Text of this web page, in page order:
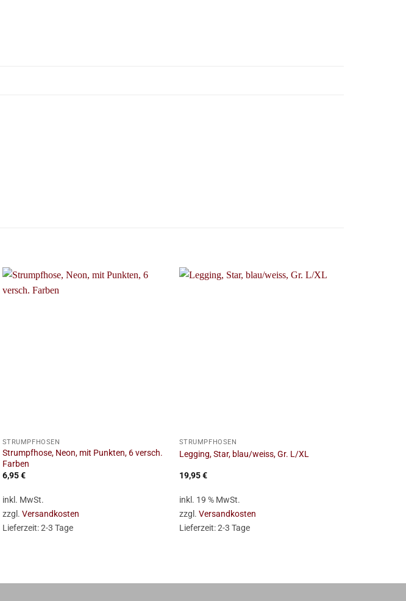
STRUMPFHOSEN
Strumpfhose, Neon, mit Punkten, 6 versch.
Farben
6,95€
inkl. MwSt.
zzgl. Versandkosten
Lieferzeit:2-3 Tage
STRUMPFHOSEN
Legging, Star, blau/weiss, Gr. L/XL
19,95€
inkl. 19 % MwSt.
zzgl. Versandkosten
Lieferzeit:2-3 Tage